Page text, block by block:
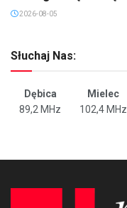
2026-08-05
Słuchaj Nas:
Dębica Mielec
89,2 MHz
102,4 MHz